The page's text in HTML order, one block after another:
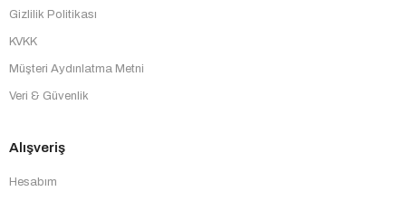
Gizlilik Politikası
KVKK
Müşteri Aydınlatma Metni
Veri & Güvenlik
Alışveriş
Hesabım